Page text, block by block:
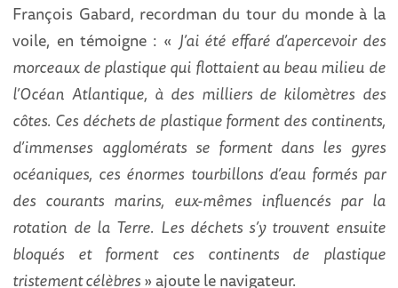
François Gabard, recordman du tour du monde à la
voile, en témoigne : « J’ai été effaré d’apercevoir des
morceaux de plastique qui flottaient au beau milieu de
l’Océan Atlantique, à des milliers de kilomètres des
côtes. Ces déchets de plastique forment des continents,
d’immenses agglomérats se forment dans les gyres
océaniques, ces énormes tourbillons d’eau formés par
des courants marins, eux-mêmes influencés par la
rotation de la Terre. Les déchets s’y trouvent ensuite
bloqués et forment ces continents de plastique
tristement célèbres» ajoute le navigateur.